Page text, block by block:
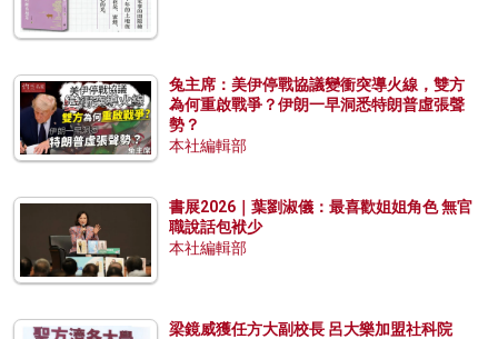
兔主席：美伊停戰協議變衝突導火線，雙方
為何重啟戰爭？伊朗一早洞悉特朗普虛張聲
勢？
本社編輯部
書展2026｜葉劉淑儀：最喜歡姐姐角色 無官
職說話包袱少
本社編輯部
梁鏡威獲任方大副校長 呂大樂加盟社科院